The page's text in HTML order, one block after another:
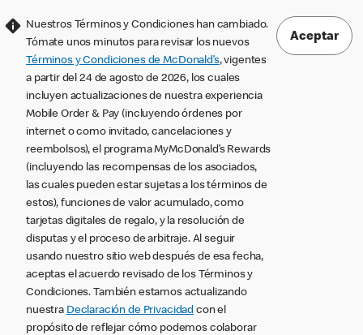
Nuestros Términos y Condiciones han cambiado.
Tómate unos minutos para revisar los nuevos
Términos y Condiciones de McDonald’s, vigentes
a partir del 24 de agosto de 2026, los cuales
incluyen actualizaciones de nuestra experiencia
Mobile Order & Pay (incluyendo órdenes por
internet o como invitado, cancelaciones y
reembolsos), el programa MyMcDonald’s Rewards
(incluyendo las recompensas de los asociados,
las cuales pueden estar sujetas a los términos de
estos), funciones de valor acumulado, como
tarjetas digitales de regalo, y la resolución de
disputas y el proceso de arbitraje. Al seguir
usando nuestro sitio web después de esa fecha,
aceptas el acuerdo revisado de los Términos y
Condiciones. También estamos actualizando
nuestra Declaración de Privacidad con el
propósito de reflejar cómo podemos colaborar
Aceptar